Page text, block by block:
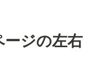
ジの左右